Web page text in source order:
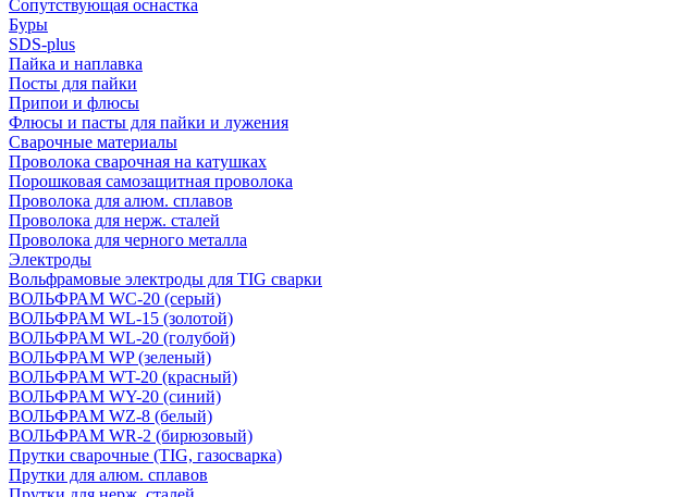
Сопутствующая оснастка
Буры
SDS-plus
Пайка и наплавка
Посты для пайки
Припои и флюсы
Флюсы и пасты для пайки и лужения
Сварочные материалы
Проволока сварочная на катушках
Порошковая самозащитная проволока
Проволока для алюм. сплавов
Проволока для нерж. сталей
Проволока для черного металла
Электроды
Вольфрамовые электроды для TIG сварки
ВОЛЬФРАМ WC-20 (серый)
ВОЛЬФРАМ WL-15 (золотой)
ВОЛЬФРАМ WL-20 (голубой)
ВОЛЬФРАМ WP (зеленый)
ВОЛЬФРАМ WT-20 (красный)
ВОЛЬФРАМ WY-20 (синий)
ВОЛЬФРАМ WZ-8 (белый)
ВОЛЬФРАМ WR-2 (бирюзовый)
Прутки сварочные (TIG, газосварка)
Прутки для алюм. сплавов